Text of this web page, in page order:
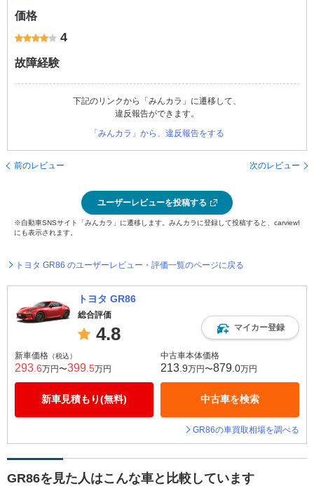
価格
4
故障経験
下記のリンクから「みんカラ」に遷移して、
違反報告ができます。
「みんカラ」から、違反報告をする
前のレビュー 次のレビュー
ユーザーレビューを投稿する
※自動車SNSサイト「みんカラ」に遷移します。みんカラに登録して投稿すると、carview!
にも表示されます。
トヨタ GR86 のユーザーレビュー・評価一覧のページに戻る
トヨタ GR86
総合評価
4.8 マイカー登録
新車価格 （税込）
293 .6万円〜399 .5万円
新車見積もり(無料)
中古車本体価格
213 .9万円〜879 .0万円
中古車を検索
GR86の車買取相場を調べる
GR86を見た人はこんな車と比較しています